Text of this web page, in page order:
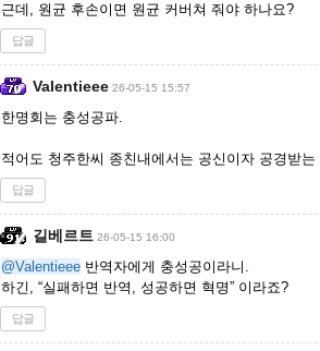
근데, 원균 후손이면 원균 커버쳐 줘야 하나요?
답글
Valentieee 26-05-15 15:57
한명회는 충성공파.
적어도 청주한씨 종친내에서는 공신이자 공경받는
답글
길베르트 26-05-15 16:00
@Valentieee 반역자에게 충성공이라니.
하긴, “실패하면 반역, 성공하면 혁명” 이라죠?
답글